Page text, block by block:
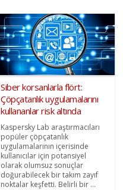
Siber korsanlarla flört:
Çöpçatanlık uygulamalarını
kullananlar risk altında
Kaspersky Lab araştırmacıları
popüler çöpçatanlık
uygulamalarının içerisinde
kullanıcılar için potansiyel
olarak olumsuz sonuçlar
doğurabilecek bir takım zayıf
noktalar keşfetti. Belirli bir ...